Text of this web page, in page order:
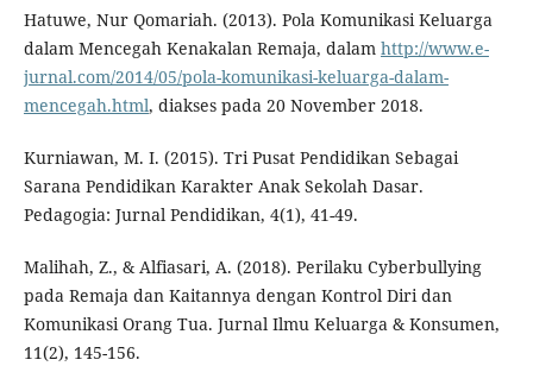
Hatuwe, Nur Qomariah. (2013). Pola Komunikasi Keluarga
dalam Mencegah Kenakalan Remaja, dalam http://www.e-
jurnal.com/2014/05/pola-komunikasi-keluarga-dalam-
mencegah.html, diakses pada 20 November 2018.
Kurniawan, M. I. (2015). Tri Pusat Pendidikan Sebagai
Sarana Pendidikan Karakter Anak Sekolah Dasar.
Pedagogia: Jurnal Pendidikan, 4(1), 41-49.
Malihah, Z., & Alfiasari, A. (2018). Perilaku Cyberbullying
pada Remaja dan Kaitannya dengan Kontrol Diri dan
Komunikasi Orang Tua. Jurnal Ilmu Keluarga & Konsumen,
11(2), 145-156.